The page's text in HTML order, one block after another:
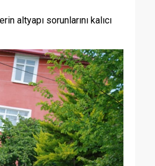
altyapı sorunlarını kalıcı